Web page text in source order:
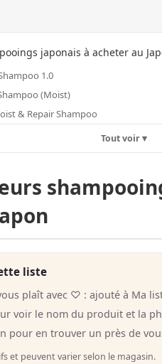
japonais à acheter au
1.0
(Moist)
& Repair Shampoo
Tout voir ▾
liste
plaît avec ♡ : ajouté à Ma
voir le nom du produit et la
pour en trouver un près de
et peuvent varier selon le magasin.